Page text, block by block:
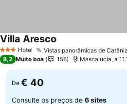
3 EstrelasHotel Vistas panorâmicas de
Villa Aresco
8,2 Muito boa 158 Mascalucia, a
De € 40
Consulte os preços de 6 sites